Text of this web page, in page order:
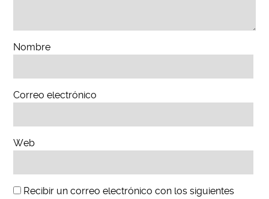
Nombre
Correo electrónico
Web
Recibir un correo electrónico con los siguientes